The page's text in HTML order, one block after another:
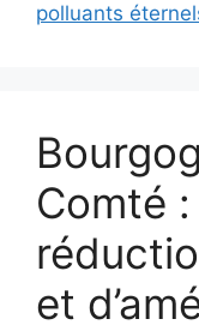
polluants
Comté
et